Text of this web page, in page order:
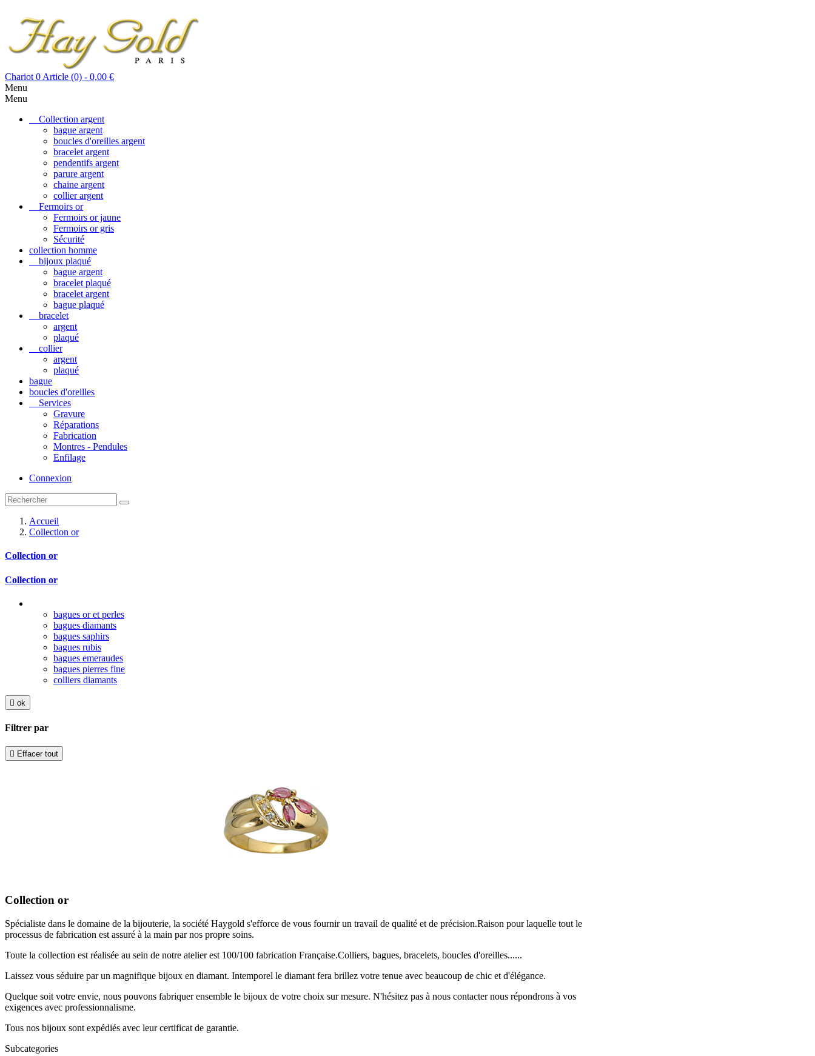
Chariot 0 Article (0) - 0,00 €
Menu
Menu
Collection argent
bague argent
boucles d'oreilles argent
bracelet argent
pendentifs argent
parure argent
chaine argent
collier argent
Fermoirs or
Fermoirs or jaune
Fermoirs or gris
Sécurité
collection homme
bijoux plaqué
bague argent
bracelet plaqué
bracelet argent
bague plaqué
bracelet
argent
plaqué
collier
argent
plaqué
bague
boucles d'oreilles
Services
Gravure
Réparations
Fabrication
Montres - Pendules
Enfilage
Connexion
Accueil
Collection or
Collection or
Collection or
bagues or et perles
bagues diamants
bagues saphirs
bagues rubis
bagues emeraudes
bagues pierres fine
colliers diamants
 ok
Filtrer par
 Effacer tout
Collection or
Spécialiste dans le domaine de la bijouterie, la société Haygold s'efforce de vous fournir un travail de qualité et de précision.Raison pour laquelle tout le
processus de fabrication est assuré à la main par nos propre soins.
Toute la collection est réalisée au sein de notre atelier est 100/100 fabrication Française.Colliers, bagues, bracelets, boucles d'oreilles......
Laissez vous séduire par un magnifique bijoux en diamant. Intemporel le diamant fera brillez votre tenue avec beaucoup de chic et d'élégance.
Quelque soit votre envie, nous pouvons fabriquer ensemble le bijoux de votre choix sur mesure. N'hésitez pas à nous contacter nous répondrons à vos
exigences avec professionnalisme.
Tous nos bijoux sont expédiés avec leur certificat de garantie.
Subcategories